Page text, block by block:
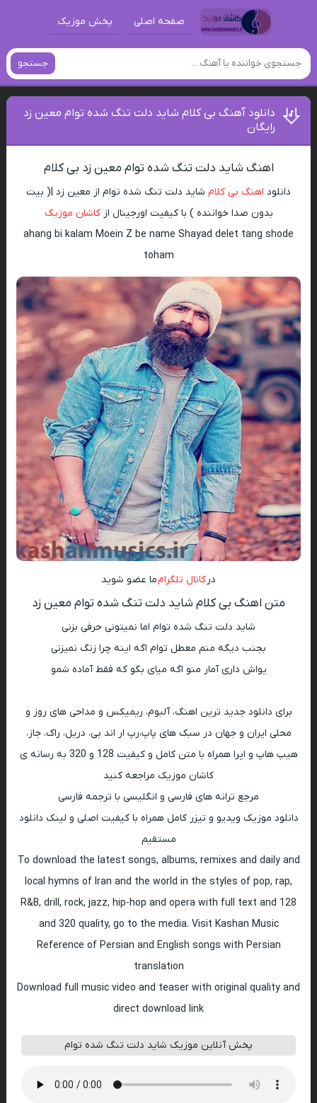
صفحه اصلی پخش موزیک
جستجو
دانلود آهنگ بی کلام شاید دلت تنگ شده توام معین زد
رایگان
اهنگ شاید دلت تنگ شده توام معین زد بی کلام
دانلود اهنگ بی کلام شاید دلت تنگ شده توام از معین زد |( بیت
بدون صدا خواننده ) با کیفیت اورجینال ازکاشان موزیک
ahang bi kalam Moein Z be name Shayad delet tang shode
toham
در کانال تلگرامما عضو شوید
متن اهنگ بی کلام شاید دلت تنگ شده توام معین زد
شاید دلت تنگ شده توام اما نمیتونی حرفی بزنی
بجنب دیگه منم معطل توام اگه اینه چرا زنگ نمیزنی
یواش داری آمار منو اگه میای بگو که فقط آماده شمو
برای دانلود جدید ترین اهنگ، آلبوم، ریمیکس و مداحی های روز و
محلی ایران و جهان در سبک های پاپ،رپ ار اند بی، دریل، راک، جاز،
هیپ هاپ و اپرا همراه با متن کامل و کیفیت 128 و 320 به رسانه ی
کاشان موزیک مراجعه کنید
مرجع ترانه های فارسی و انگلیسی با ترجمه فارسی
دانلود موزیک ویدیو و تیزر کامل همراه با کیفیت اصلی و لینک دانلود
مستقیم
To download the latest songs, albums, remixes and daily and
local hymns of Iran and the world in the styles of pop, rap,
R&B, drill, rock, jazz, hip-hop and opera with full text and 128
and 320 quality, go to the media. Visit Kashan Music
Reference of Persian and English songs with Persian
translation
Download full music video and teaser with original quality and
direct download link
پخش آنلاین موزیک شاید دلت تنگ شده توام